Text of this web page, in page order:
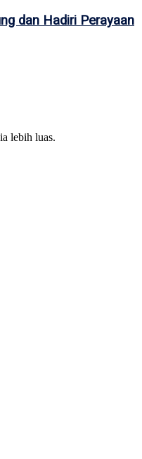
dan Hadiri Perayaan
lebih luas.